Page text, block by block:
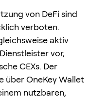
von DeFi sind
verboten.
aktiv
vor,
CEXs. Der
über OneKey Wallet
nutzbaren,